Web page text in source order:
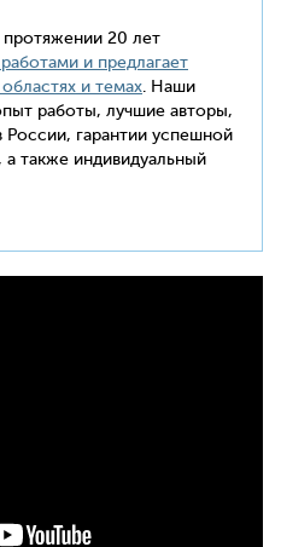
20 лет
и предлагает
и темах. Наши
работы, лучшие авторы,
гарантии успешной
также индивидуальный